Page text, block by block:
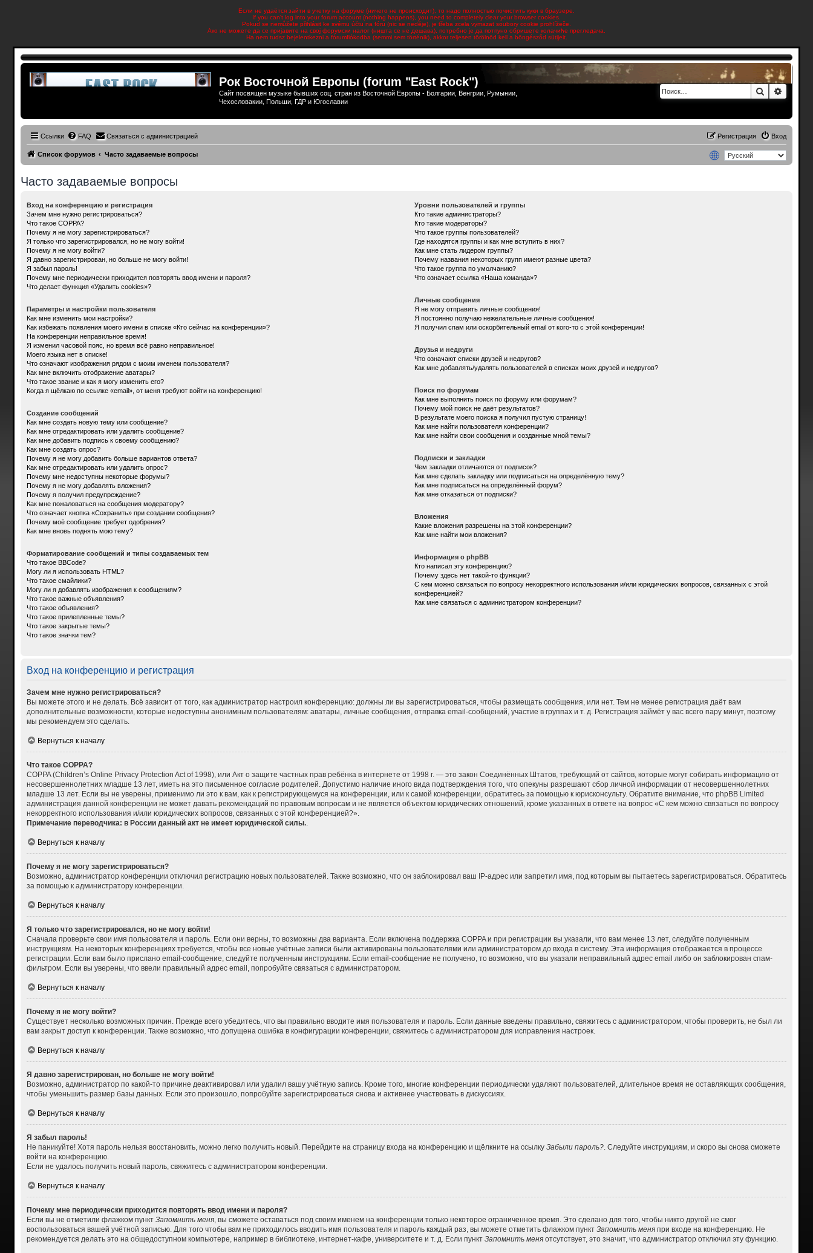
Если не удаётся зайти в учетку на форуме (ничего не происходит), то надо полностью почистить куки в браузере.
If you can't log into your forum account (nothing happens), you need to completely clear your browser cookies.
Pokud se nemůžete přihlásit ke svému účtu na fóru (nic se neděje), je třeba zcela vymazat soubory cookie prohlížeče.
Ако не можете да се пријавите на свој форумски налог (ништа се не дешава), потребно је да потпуно обришете колачиће прегледача.
Ha nem tudsz bejelentkezni a fórumfiókodba (semmi sem történik), akkor teljesen törölnöd kell a böngésződ sütijeit.
Рок Восточной Европы (forum "East Rock")
Сайт посвящен музыке бывших соц. стран из Восточной Европы - Болгарии, Венгрии, Румынии,
Чехословакии, Польши, ГДР и Югославии
Поиск
Ссылки FAQ Связаться с администрацией Вход
Регистрация
Список форумов Часто задаваемые вопросы
Часто задаваемые вопросы
Вход на конференцию и регистрация
Зачем мне нужно регистрироваться?
Что такое COPPA?
Почему я не могу зарегистрироваться?
Я только что зарегистрировался, но не могу войти!
Почему я не могу войти?
Я давно зарегистрирован, но больше не могу войти!
Я забыл пароль!
Почему мне периодически приходится повторять ввод имени и пароля?
Что делает функция «Удалить cookies»?
Параметры и настройки пользователя
Как мне изменить мои настройки?
Как избежать появления моего имени в списке «Кто сейчас на конференции»?
На конференции неправильное время!
Я изменил часовой пояс, но время всё равно неправильное!
Моего языка нет в списке!
Что означают изображения рядом с моим именем пользователя?
Как мне включить отображение аватары?
Что такое звание и как я могу изменить его?
Когда я щёлкаю по ссылке «email», от меня требуют войти на конференцию!
Создание сообщений
Как мне создать новую тему или сообщение?
Как мне отредактировать или удалить сообщение?
Как мне добавить подпись к своему сообщению?
Как мне создать опрос?
Почему я не могу добавить больше вариантов ответа?
Как мне отредактировать или удалить опрос?
Почему мне недоступны некоторые форумы?
Почему я не могу добавлять вложения?
Почему я получил предупреждение?
Как мне пожаловаться на сообщения модератору?
Что означает кнопка «Сохранить» при создании сообщения?
Почему моё сообщение требует одобрения?
Как мне вновь поднять мою тему?
Форматирование сообщений и типы создаваемых тем
Что такое BBCode?
Могу ли я использовать HTML?
Что такое смайлики?
Могу ли я добавлять изображения к сообщениям?
Что такое важные объявления?
Что такое объявления?
Что такое прилепленные темы?
Что такое закрытые темы?
Что такое значки тем?
Уровни пользователей и группы
Кто такие администраторы?
Кто такие модераторы?
Что такое группы пользователей?
Где находятся группы и как мне вступить в них?
Как мне стать лидером группы?
Почему названия некоторых групп имеют разные цвета?
Что такое группа по умолчанию?
Что означает ссылка «Наша команда»?
Личные сообщения
Я не могу отправить личные сообщения!
Я постоянно получаю нежелательные личные сообщения!
Я получил спам или оскорбительный email от кого-то с этой конференции!
Друзья и недруги
Что означают списки друзей и недругов?
Как мне добавлять/удалять пользователей в списках моих друзей и недругов?
Поиск по форумам
Как мне выполнить поиск по форуму или форумам?
Почему мой поиск не даёт результатов?
В результате моего поиска я получил пустую страницу!
Как мне найти пользователя конференции?
Как мне найти свои сообщения и созданные мной темы?
Подписки и закладки
Чем закладки отличаются от подписок?
Как мне сделать закладку или подписаться на определённую тему?
Как мне подписаться на определённый форум?
Как мне отказаться от подписки?
Вложения
Какие вложения разрешены на этой конференции?
Как мне найти мои вложения?
Информация о phpBB
Кто написал эту конференцию?
Почему здесь нет такой-то функции?
С кем можно связаться по вопросу некорректного использования и/или юридических вопросов, связанных с этой
конференцией?
Как мне связаться с администратором конференции?
Вход на конференцию и регистрация
Зачем мне нужно регистрироваться?
Вы можете этого и не делать. Всё зависит от того, как администратор настроил конференцию: должны ли вы зарегистрироваться, чтобы размещать сообщения, или нет. Тем не менее регистрация даёт вам
дополнительные возможности, которые недоступны анонимным пользователям: аватары, личные сообщения, отправка email-сообщений, участие в группах и т. д. Регистрация займёт у вас всего пару минут, поэтому
мы рекомендуем это сделать.
Вернуться к началу
Что такое COPPA?
COPPA (Children’s Online Privacy Protection Act of 1998), или Акт о защите частных прав ребёнка в интернете от 1998 г. — это закон Соединённых Штатов, требующий от сайтов, которые могут собирать информацию от
несовершеннолетних младше 13 лет, иметь на это письменное согласие родителей. Допустимо наличие иного вида подтверждения того, что опекуны разрешают сбор личной информации от несовершеннолетних
младше 13 лет. Если вы не уверены, применимо ли это к вам, как к регистрирующемуся на конференции, или к самой конференции, обратитесь за помощью к юрисконсульту. Обратите внимание, что phpBB Limited
администрация данной конференции не может давать рекомендаций по правовым вопросам и не является объектом юридических отношений, кроме указанных в ответе на вопрос «С кем можно связаться по вопросу
некорректного использования и/или юридических вопросов, связанных с этой конференцией?».
Примечание переводчика: в России данный акт не имеет юридической силы..
Вернуться к началу
Почему я не могу зарегистрироваться?
Возможно, администратор конференции отключил регистрацию новых пользователей. Также возможно, что он заблокировал ваш IP-адрес или запретил имя, под которым вы пытаетесь зарегистрироваться. Обратитесь
за помощью к администратору конференции.
Вернуться к началу
Я только что зарегистрировался, но не могу войти!
Сначала проверьте свои имя пользователя и пароль. Если они верны, то возможны два варианта. Если включена поддержка COPPA и при регистрации вы указали, что вам менее 13 лет, следуйте полученным
инструкциям. На некоторых конференциях требуется, чтобы все новые учётные записи были активированы пользователями или администратором до входа в систему. Эта информация отображается в процессе
регистрации. Если вам было прислано email-сообщение, следуйте полученным инструкциям. Если email-сообщение не получено, то возможно, что вы указали неправильный адрес email либо он заблокирован спам-
фильтром. Если вы уверены, что ввели правильный адрес email, попробуйте связаться с администратором.
Вернуться к началу
Почему я не могу войти?
Существует несколько возможных причин. Прежде всего убедитесь, что вы правильно вводите имя пользователя и пароль. Если данные введены правильно, свяжитесь с администратором, чтобы проверить, не был ли
вам закрыт доступ к конференции. Также возможно, что допущена ошибка в конфигурации конференции, свяжитесь с администратором для исправления настроек.
Вернуться к началу
Я давно зарегистрирован, но больше не могу войти!
Возможно, администратор по какой-то причине деактивировал или удалил вашу учётную запись. Кроме того, многие конференции периодически удаляют пользователей, длительное время не оставляющих сообщения,
чтобы уменьшить размер базы данных. Если это произошло, попробуйте зарегистрироваться снова и активнее участвовать в дискуссиях.
Вернуться к началу
Я забыл пароль!
Не паникуйте! Хотя пароль нельзя восстановить, можно легко получить новый. Перейдите на страницу входа на конференцию и щёлкните на ссылку Забыли пароль?. Следуйте инструкциям, и скоро вы снова сможете
войти на конференцию.
Если не удалось получить новый пароль, свяжитесь с администратором конференции.
Вернуться к началу
Почему мне периодически приходится повторять ввод имени и пароля?
Если вы не отметили флажком пункт Запомнить меня, вы сможете оставаться под своим именем на конференции только некоторое ограниченное время. Это сделано для того, чтобы никто другой не смог
воспользоваться вашей учётной записью. Для того чтобы вам не приходилось вводить имя пользователя и пароль каждый раз, вы можете отметить флажком пункт Запомнить меняпри входе на конференцию. Не
рекомендуется делать это на общедоступном компьютере, например в библиотеке, интернет-кафе, университете и т. д. Если пункт Запомнить меняотсутствует, это значит, что администратор отключил эту функцию.